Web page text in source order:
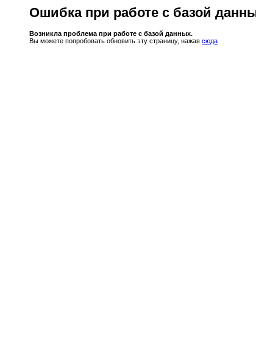
Ошибка при работе с базой
Возникла проблема при работе с базой данных.
Вы можете попробовать обновить эту страницу, нажав сюда